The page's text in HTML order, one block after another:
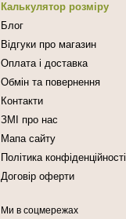
Калькулятор розміру
Блог
Відгуки про магазин
Оплата і доставка
Обмін та повернення
Контакти
ЗМІ про нас
Мапа сайту
Політика конфіденційності
Договір оферти
Ми в соцмережах